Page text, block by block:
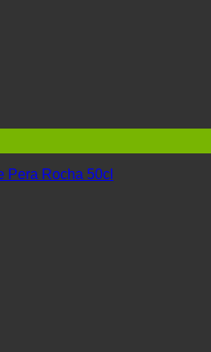
Pera Rocha 50cl